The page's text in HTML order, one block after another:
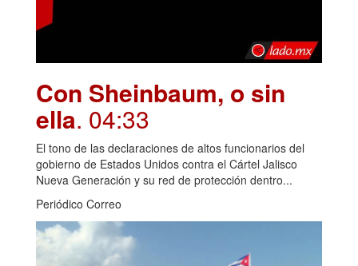
Con Sheinbaum, o sin
ella. 04:33
El tono de las declaraciones de altos funcionarios del
gobierno de Estados Unidos contra el Cártel Jalisco
Nueva Generación y su red de protección dentro...
Periódico Correo